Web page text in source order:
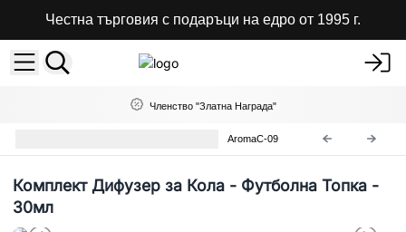
Честна търговия с подаръци на едро от 1995 г.
Членство "Златна Награда"
AromaC-09
Комплект Дифузер за Кола - Футболна Топка -
30мл